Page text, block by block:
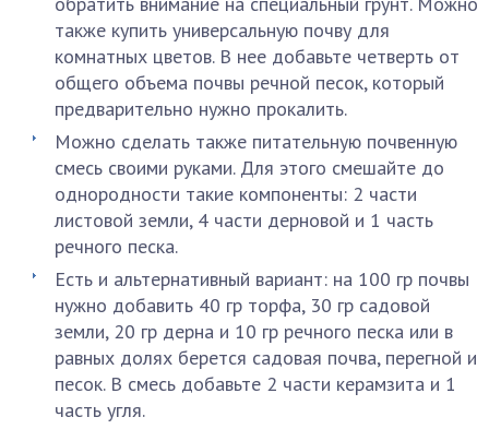
также купить универсальную почву для
комнатных цветов. В нее добавьте четверть от
общего объема почвы речной песок, который
предварительно нужно прокалить.
Можно сделать также питательную почвенную
смесь своими руками. Для этого смешайте до
однородности такие компоненты: 2 части
листовой земли, 4 части дерновой и 1 часть
речного песка.
Есть и альтернативный вариант: на 100 гр почвы
нужно добавить 40 гр торфа, 30 гр садовой
земли, 20 гр дерна и 10 гр речного песка или в
равных долях берется садовая почва, перегной и
песок. В смесь добавьте 2 части керамзита и 1
часть угля.